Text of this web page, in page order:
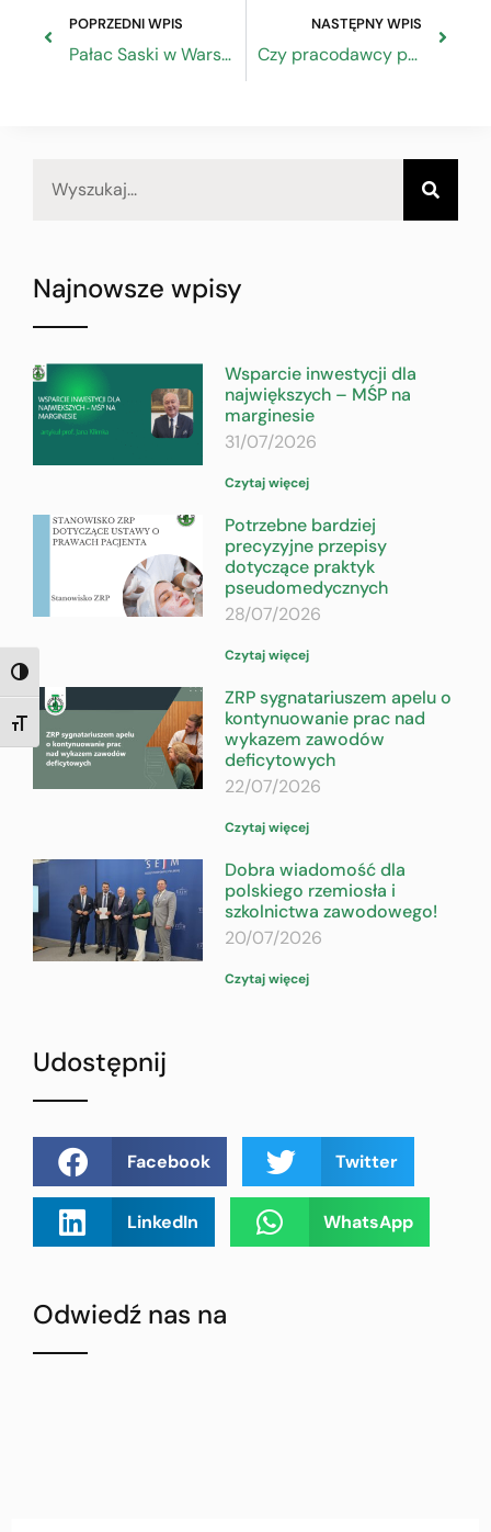
TOGGLE HIGH CONTRAST
TOGGLE FONT SIZE
POPRZEDNI WPIS
Pałac Saski w Warszawie – czy zostanie odbudowany?
NASTĘPNY WPIS
Czy pracodawcy poradzili sobie z RODO?
Najnowsze wpisy
Wsparcie inwestycji dla
największych – MŚP na
marginesie
31/07/2026
Czytaj więcej
Potrzebne bardziej
precyzyjne przepisy
dotyczące praktyk
pseudomedycznych
28/07/2026
Czytaj więcej
ZRP sygnatariuszem apelu o
kontynuowanie prac nad
wykazem zawodów
deficytowych
22/07/2026
Czytaj więcej
Dobra wiadomość dla
polskiego rzemiosła i
szkolnictwa zawodowego!
20/07/2026
Czytaj więcej
Udostępnij
Facebook Twitter
LinkedIn WhatsApp
Odwiedź nas na